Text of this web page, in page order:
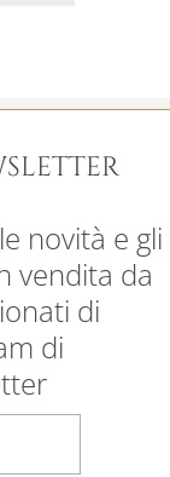
novità e gli
vendita da
di
di